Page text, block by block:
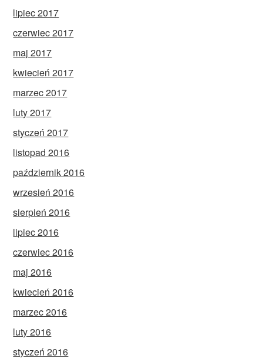
lipiec 2017
czerwiec 2017
maj 2017
kwiecień 2017
marzec 2017
luty 2017
styczeń 2017
listopad 2016
październik 2016
wrzesień 2016
sierpień 2016
lipiec 2016
czerwiec 2016
maj 2016
kwiecień 2016
marzec 2016
luty 2016
styczeń 2016